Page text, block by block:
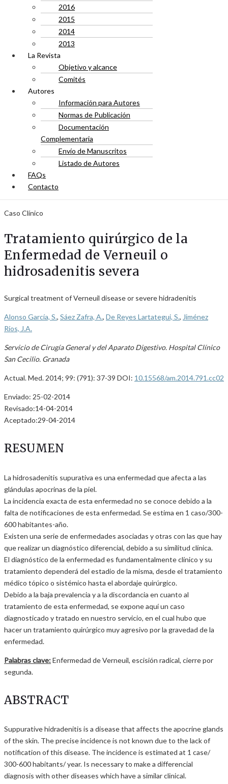
2016
2015
2014
2013
La Revista
Objetivo y alcance
Comités
Autores
Información para Autores
Normas de Publicación
Documentación
Complementaria
Envío de Manuscritos
Listado de Autores
FAQs
Contacto
Caso Clínico
Tratamiento quirúrgico de la
Enfermedad de Verneuil o
hidrosadenitis severa
Surgical treatment of Verneuil disease or severe hidradenitis
Alonso García, S., Sáez Zafra, A., De Reyes Lartategui, S., Jiménez
Ríos, J.A.
Servicio de Cirugía General y del Aparato Digestivo. Hospital Clínico
San Cecilio. Granada
Actual. Med. 2014; 99: (791): 37-39 DOI: 10.15568/am.2014.791.cc02
Enviado: 25-02-2014
Revisado:14-04-2014
Aceptado:29-04-2014
RESUMEN
La hidrosadenitis supurativa es una enfermedad que afecta a las
glándulas apocrinas de la piel.
La incidencia exacta de esta enfermedad no se conoce debido a la
falta de notificaciones de esta enfermedad. Se estima en 1 caso/300-
600 habitantes-año.
Existen una serie de enfermedades asociadas y otras con las que hay
que realizar un diagnóstico diferencial, debido a su similitud clínica.
El diagnóstico de la enfermedad es fundamentalmente clínico y su
tratamiento dependerá del estadio de la misma, desde el tratamiento
médico tópico o sistémico hasta el abordaje quirúrgico.
Debido a la baja prevalencia y a la discordancia en cuanto al
tratamiento de esta enfermedad, se expone aquí un caso
diagnosticado y tratado en nuestro servicio, en el cual hubo que
hacer un tratamiento quirúrgico muy agresivo por la gravedad de la
enfermedad.
Palabras clave:Enfermedad de Verneuil, escisión radical, cierre por
segunda.
ABSTRACT
Suppurative hidradenitis is a disease that affects the apocrine glands
of the skin. The precise incidence is not known due to the lack of
notification of this disease. The incidence is estimated at 1 case/
300-600 habitants/ year. Is necessary to make a differencial
diagnosis with other diseases which have a similar clinical.